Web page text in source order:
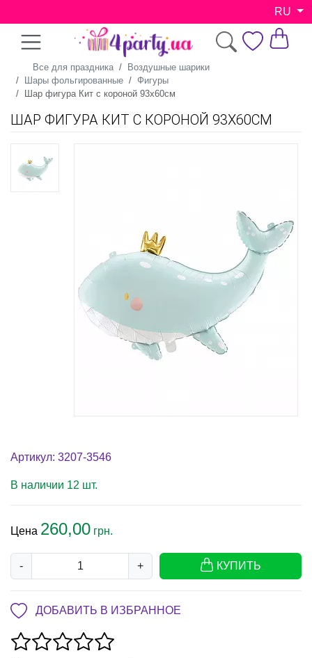
RU
Все для праздника
Воздушные шарики
Шары фольгированные
Фигуры
Шар фигура Кит с короной 93х60см
ШАР ФИГУРА КИТ С КОРОНОЙ 93Х60СМ
Артикул: 3207-3546
В наличии 12 шт.
Цена 260,00 грн.
- + КУПИТЬ
ДОБАВИТЬ В ИЗБРАННОЕ